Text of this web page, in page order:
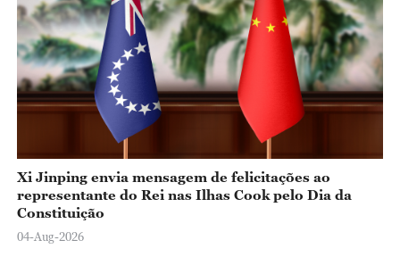
Xi Jinping envia mensagem de felicitações ao
representante do Rei nas Ilhas Cook pelo Dia da
Constituição
04-Aug-2026